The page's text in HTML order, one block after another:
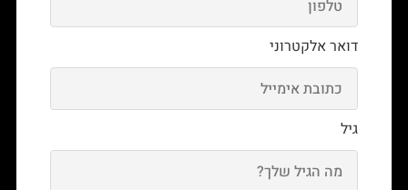
דואר אלקטרוני
גיל